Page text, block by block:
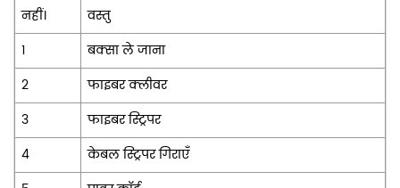
नहीं।
वस्तु
1
बक्सा ले जाना
2
फाइबर क्लीवर
3
फाइबर स्ट्रिपर
4
केबल स्ट्रिपर गिराएँ